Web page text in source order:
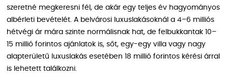
szeretné megkeresni fél, de akár egy teljes év hagyományos
albérleti bevételét. A belvárosi luxuslakásoknál a 4–6 milliós
hétvégi ár mára szinte normálisnak hat, de felbukkantak 10–
15 millió forintos ajánlatok is, sőt, egy-egy villa vagy nagy
alapterületű luxuslakás esetében 18 millió forintos kérési árral
is lehetett találkozni.